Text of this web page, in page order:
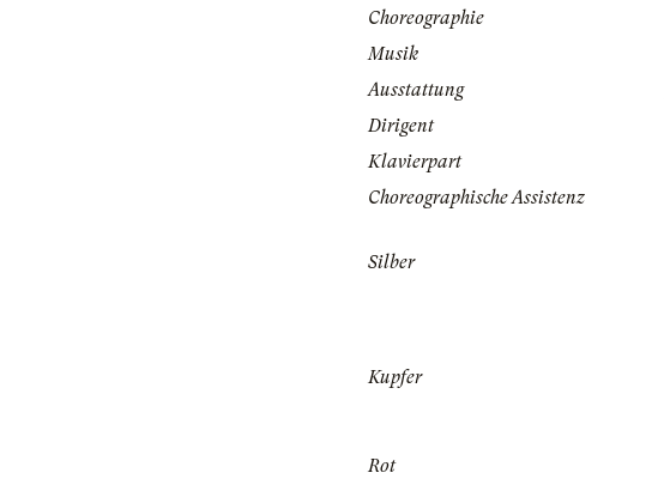
Choreographie
Musik
Ausstattung
Dirigent
Klavierpart
Choreographische Assistenz
Silber
Kupfer
Rot